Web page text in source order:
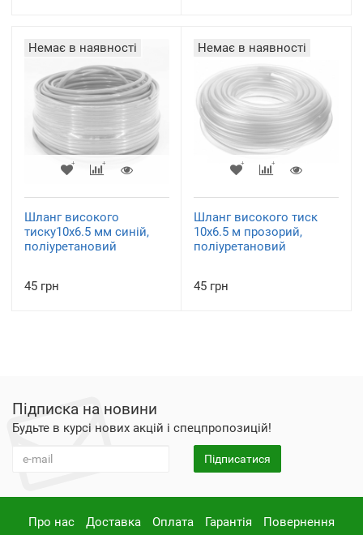
Немає в наявності
Шланг високого
тиску10х6.5 мм синій,
поліуретановий
45 грн
Немає в наявності
Шланг високого тиск
10х6.5 м прозорий,
поліуретановий
45 грн
Підписка на новини
Будьте в курсі нових акцій і спецпропозицій!
Підписатися
Про нас Доставка Оплата Гарантія
Повернення